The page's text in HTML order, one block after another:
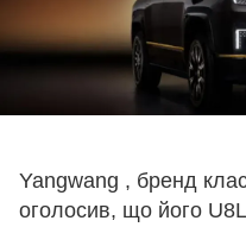
Yangwang , бренд
оголосив, що його